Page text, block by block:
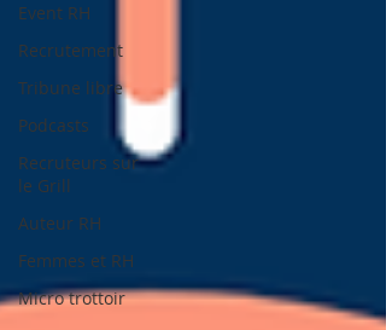
Event RH
Recrutement
Tribune libre
Podcasts
Recruteurs sur
le Grill
Auteur RH
Femmes et RH
Micro trottoir